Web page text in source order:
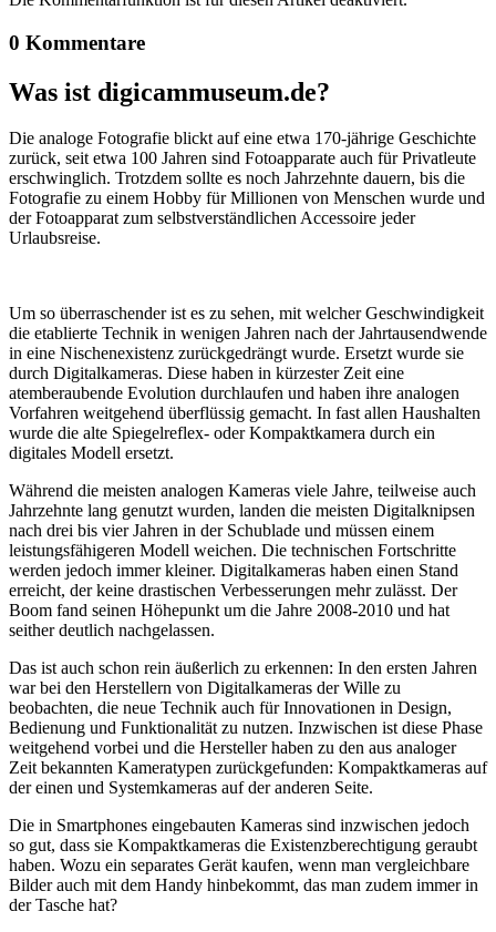
0 Kommentare
Was ist digicammuseum.de?
Die analoge Fotografie blickt auf eine etwa 170-jährige Geschichte
zurück, seit etwa 100 Jahren sind Fotoapparate auch für Privatleute
erschwinglich. Trotzdem sollte es noch Jahrzehnte dauern, bis die
Fotografie zu einem Hobby für Millionen von Menschen wurde und
der Fotoapparat zum selbstverständlichen Accessoire jeder
Urlaubsreise.
Um so überraschender ist es zu sehen, mit welcher Geschwindigkeit
die etablierte Technik in wenigen Jahren nach der Jahrtausendwende
in eine Nischenexistenz zurückgedrängt wurde. Ersetzt wurde sie
durch Digitalkameras. Diese haben in kürzester Zeit eine
atemberaubende Evolution durchlaufen und haben ihre analogen
Vorfahren weitgehend überflüssig gemacht. In fast allen Haushalten
wurde die alte Spiegelreflex- oder Kompaktkamera durch ein
digitales Modell ersetzt.
Während die meisten analogen Kameras viele Jahre, teilweise auch
Jahrzehnte lang genutzt wurden, landen die meisten Digitalknipsen
nach drei bis vier Jahren in der Schublade und müssen einem
leistungsfähigeren Modell weichen. Die technischen Fortschritte
werden jedoch immer kleiner. Digitalkameras haben einen Stand
erreicht, der keine drastischen Verbesserungen mehr zulässt. Der
Boom fand seinen Höhepunkt um die Jahre 2008-2010 und hat
seither deutlich nachgelassen.
Das ist auch schon rein äußerlich zu erkennen: In den ersten Jahren
war bei den Herstellern von Digitalkameras der Wille zu
beobachten, die neue Technik auch für Innovationen in Design,
Bedienung und Funktionalität zu nutzen. Inzwischen ist diese Phase
weitgehend vorbei und die Hersteller haben zu den aus analoger
Zeit bekannten Kameratypen zurückgefunden: Kompaktkameras auf
der einen und Systemkameras auf der anderen Seite.
Die in Smartphones eingebauten Kameras sind inzwischen jedoch
so gut, dass sie Kompaktkameras die Existenzberechtigung geraubt
haben. Wozu ein separates Gerät kaufen, wenn man vergleichbare
Bilder auch mit dem Handy hinbekommt, das man zudem immer in
der Tasche hat?